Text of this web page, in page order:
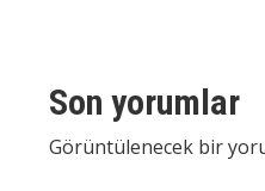
Son yorumlar
Görüntülenecek bir